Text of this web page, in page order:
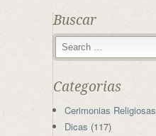
Buscar
Categorias
Cerimonias Religiosas
Dicas (117)